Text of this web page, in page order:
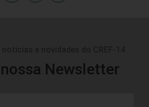
Newsletter